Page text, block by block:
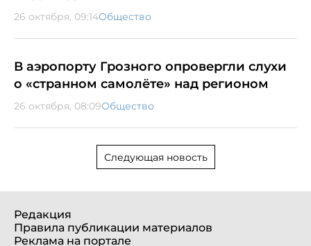
26 октября, 09:14Общество
В аэропорту Грозного опровергли слухи
о «странном самолёте» над регионом
26 октября, 08:09Общество
Следующая новость
Редакция
Правила публикации материалов
Реклама на портале